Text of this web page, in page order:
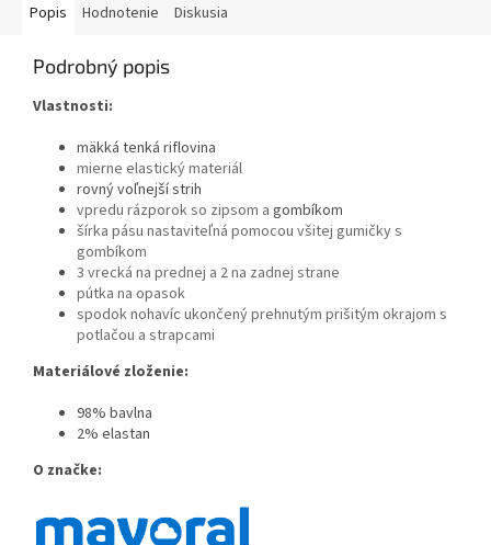
Popis Hodnotenie Diskusia
Podrobný popis
Vlastnosti:
mäkká tenká riflovina
mierne elastický materiál
rovný voľnejší strih
vpredu rázporok so zipsom a gombíkom
šírka pásu nastaviteľná pomocou všitej gumičky s
gombíkom
3 vrecká na prednej a 2 na zadnej strane
pútka na opasok
spodok nohavíc ukončený prehnutým prišitým okrajom s
potlačou a strapcami
Materiálové zloženie:
98% bavlna
2% elastan
O značke: